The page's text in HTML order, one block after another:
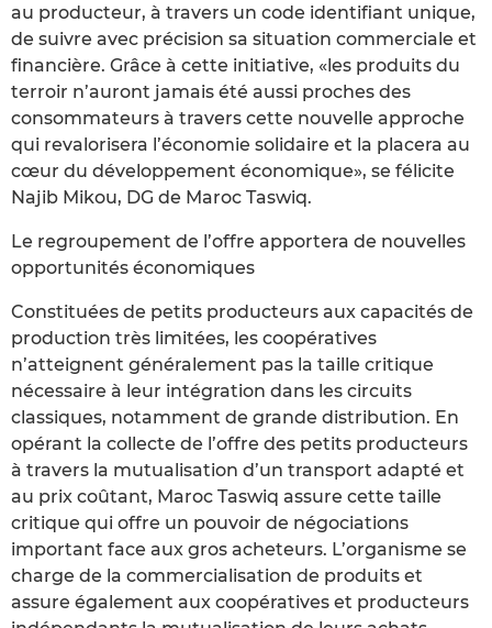
au producteur, à travers un code identifiant unique,
de suivre avec précision sa situation commerciale et
financière. Grâce à cette initiative, «les produits du
terroir n’auront jamais été aussi proches des
consommateurs à travers cette nouvelle approche
qui revalorisera l’économie solidaire et la placera au
cœur du développement économique», se félicite
Najib Mikou, DG de Maroc Taswiq.
Le regroupement de l’offre apportera de nouvelles
opportunités économiques
Constituées de petits producteurs aux capacités de
production très limitées, les coopératives
n’atteignent généralement pas la taille critique
nécessaire à leur intégration dans les circuits
classiques, notamment de grande distribution. En
opérant la collecte de l’offre des petits producteurs
à travers la mutualisation d’un transport adapté et
au prix coûtant, Maroc Taswiq assure cette taille
critique qui offre un pouvoir de négociations
important face aux gros acheteurs. L’organisme se
charge de la commercialisation de produits et
assure également aux coopératives et producteurs